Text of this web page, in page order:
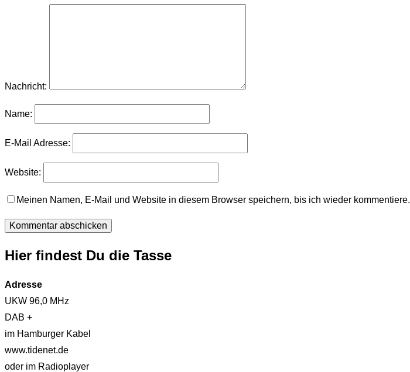
Nachricht:
Name:
E-Mail Adresse:
Website:
Meinen Namen, E-Mail und Website in diesem Browser speichern, bis ich wieder kommentiere.
Hier findest Du die Tasse
Adresse
UKW 96,0 MHz
DAB +
im Hamburger Kabel
www.tidenet.de
oder im Radioplayer